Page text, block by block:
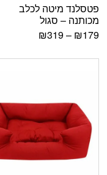
פטסלנד מיטה לכלב
מכותנה – סגול
₪179
–
₪319